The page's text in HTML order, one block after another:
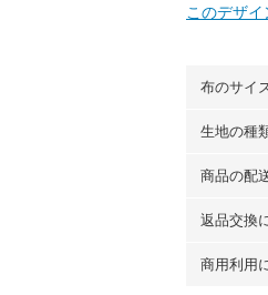
このデザ
布のサイ
布の長さ
生地の種
・現在、
ーン）・
（キャン
◎ 各生地
商品の配
・ネコ
ります。
返品交換
・布はご
商用利用